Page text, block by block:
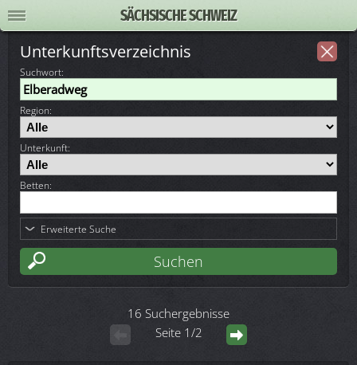
SÄCHSISCHE SCHWEIZ
Unterkunftsverzeichnis
Suchwort:
Region:
Unterkunft:
Betten:
Erweiterte Suche
16 Suchergebnisse
Seite 1/2